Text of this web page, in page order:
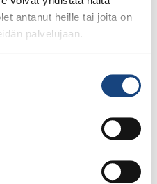
antanut heille tai joita on
palvelujaan.
A-Judo/VI